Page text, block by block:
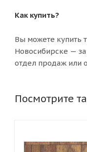
Как купить?
Вы можете купить
Новосибирске —
отдел продаж или
Посмотрите